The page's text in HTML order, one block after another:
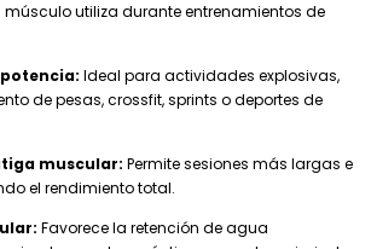
músculo utiliza durante entrenamientos de
Ideal para actividades explosivas,
de pesas, crossfit, sprints o deportes de
muscular: Permite sesiones más largas e
el rendimiento total.
Favorece la retención de agua